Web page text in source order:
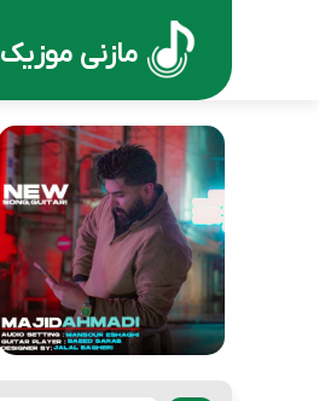
مازنی موزیک